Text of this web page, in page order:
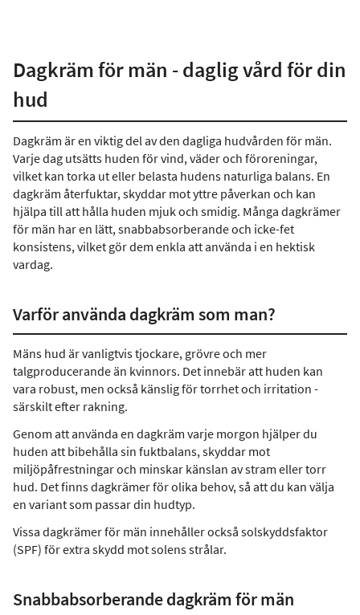
Dagkräm för män - daglig vård för din
hud
Dagkräm är en viktig del av den dagliga hudvården för män.
Varje dag utsätts huden för vind, väder och föroreningar,
vilket kan torka ut eller belasta hudens naturliga balans. En
dagkräm återfuktar, skyddar mot yttre påverkan och kan
hjälpa till att hålla huden mjuk och smidig. Många dagkrämer
för män har en lätt, snabbabsorberande och icke-fet
konsistens, vilket gör dem enkla att använda i en hektisk
vardag.
Varför använda dagkräm som man?
Mäns hud är vanligtvis tjockare, grövre och mer
talgproducerande än kvinnors. Det innebär att huden kan
vara robust, men också känslig för torrhet och irritation -
särskilt efter rakning.
Genom att använda en dagkräm varje morgon hjälper du
huden att bibehålla sin fuktbalans, skyddar mot
miljöpåfrestningar och minskar känslan av stram eller torr
hud. Det finns dagkrämer för olika behov, så att du kan välja
en variant som passar din hudtyp.
Vissa dagkrämer för män innehåller också solskyddsfaktor
(SPF) för extra skydd mot solens strålar.
Snabbabsorberande dagkräm för män